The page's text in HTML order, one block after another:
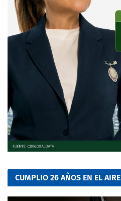
CUMPLIO 26 AÑOS EN EL AIRE